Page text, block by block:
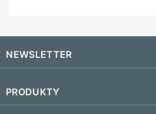
NEWSLETTER
PRODUKTY